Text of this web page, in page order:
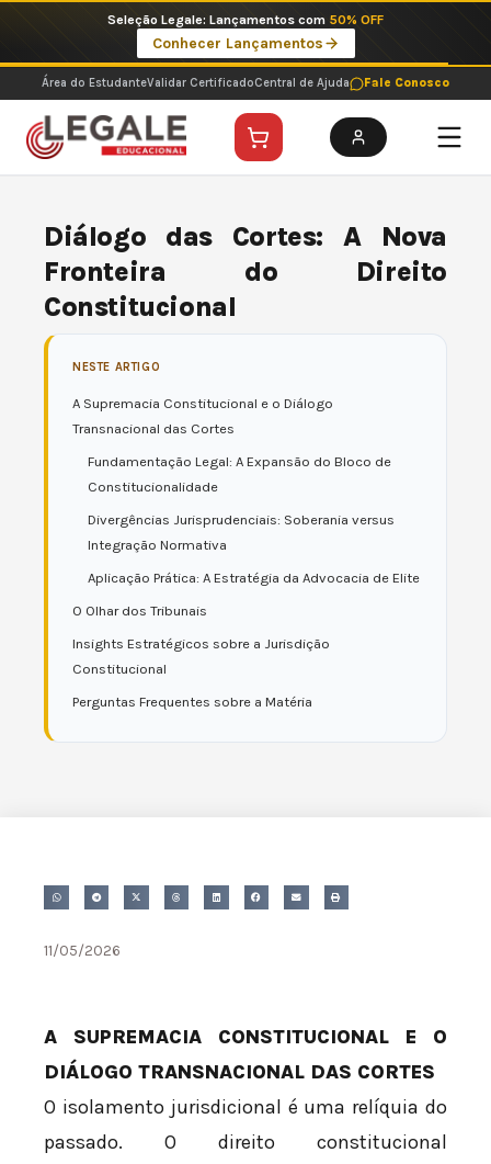
o
conteúdo
Imperdíveis no Pix: Pós Selecionadas a 199 reais no pix em parcela única
Ver ofertas
Área do EstudanteValidar CertificadoCentral de Ajuda Fale Conosco
Diálogo das Cortes: A Nova
Fronteira do Direito
Constitucional
NESTE ARTIGO
A Supremacia Constitucional e o Diálogo
Transnacional das Cortes
Fundamentação Legal: A Expansão do Bloco de
Constitucionalidade
Divergências Jurisprudenciais: Soberania versus
Integração Normativa
Aplicação Prática: A Estratégia da Advocacia de Elite
O Olhar dos Tribunais
Insights Estratégicos sobre a Jurisdição
Constitucional
Perguntas Frequentes sobre a Matéria
11/05/2026
A SUPREMACIA CONSTITUCIONAL E O
DIÁLOGO TRANSNACIONAL DAS CORTES
O isolamento jurisdicional é uma relíquia do
passado. O direito constitucional